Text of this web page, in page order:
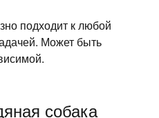
подходит к любой
Может быть
собака